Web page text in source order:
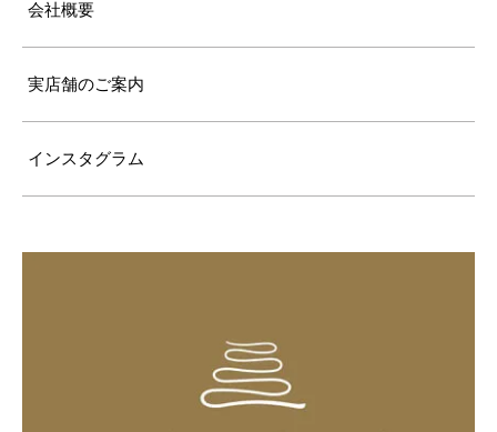
会社概要
実店舗のご案内
インスタグラム